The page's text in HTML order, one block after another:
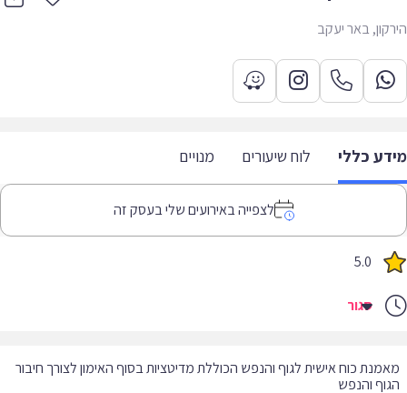
באר יעקב
כללי לוח שיעורים מנויים
לצפייה באירועים שלי בעסק זה
5.0
סגור
כוח אישית לגוף והנפש הכוללת מדיטציות בסוף האימון לצורך חיבור
והנפש